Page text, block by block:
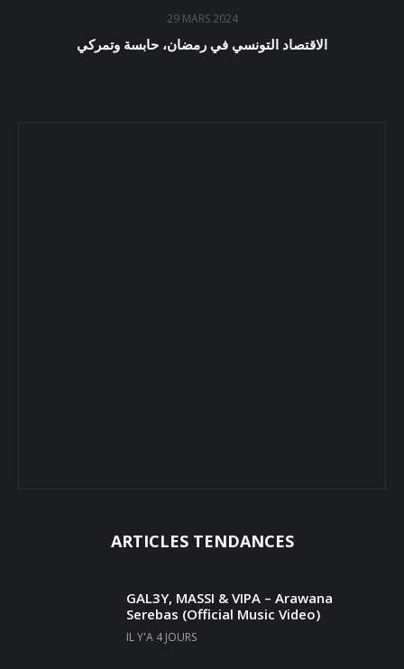
29 MARS 2024
الاقتصاد التونسي في رمضان، حابسة وتمركي
ARTICLES TENDANCES
GAL3Y, MASSI & VIPA – Arawana
Serebas (Official Music Video)
IL Y'A 4 JOURS